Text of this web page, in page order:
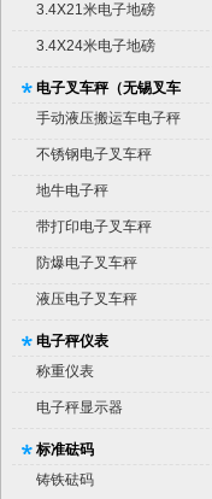
3.4X21米电子地磅
3.4X24米电子地磅
电子叉车秤（无锡叉车
秤）
手动液压搬运车电子秤
不锈钢电子叉车秤
地牛电子秤
带打印电子叉车秤
防爆电子叉车秤
液压电子叉车秤
电子秤仪表
称重仪表
电子秤显示器
标准砝码
铸铁砝码